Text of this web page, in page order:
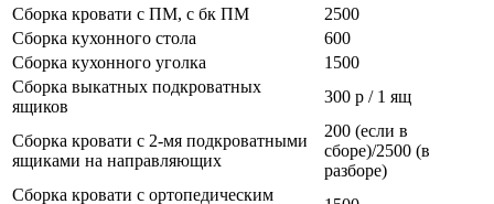
Сборка кровати с ПМ, с бк ПМ
2500
Сборка кухонного стола
600
Сборка кухонного уголка
1500
Сборка выкатных подкроватных
ящиков
300 р / 1 ящ
Сборка кровати с 2-мя подкроватными
ящиками на направляющих
200 (если в
сборе)/2500 (в
разборе)
Сборка кровати с ортопедическим